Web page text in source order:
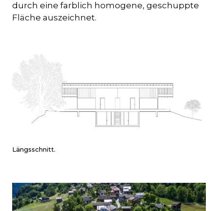
durch eine farblich homogene, geschuppte
Fläche auszeichnet.
Längsschnitt.